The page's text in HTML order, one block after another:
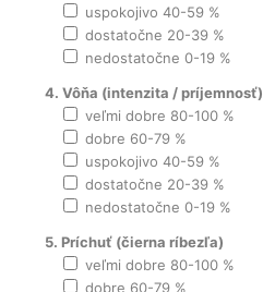
uspokojivo 40-59 %
dostatočne 20-39 %
nedostatočne 0-19 %
4. Vôňa (intenzita / príjemnosť)
veľmi dobre 80-100 %
dobre 60-79 %
uspokojivo 40-59 %
dostatočne 20-39 %
nedostatočne 0-19 %
5. Príchuť (čierna ríbezľa)
veľmi dobre 80-100 %
dobre 60-79 %